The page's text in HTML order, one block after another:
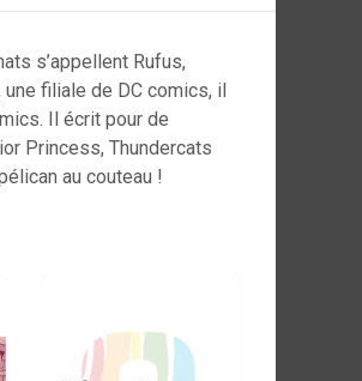
s’appellent Rufus,
filiale de DC comics, il
Il écrit pour de
Princess, Thundercats
au couteau !